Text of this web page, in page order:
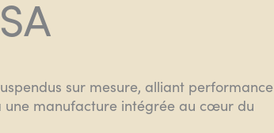
sur mesure, alliant performance
manufacture intégrée au cœur du